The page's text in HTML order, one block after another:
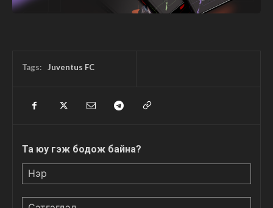
Tags: Juventus FC
Та юу гэж бодож байна?